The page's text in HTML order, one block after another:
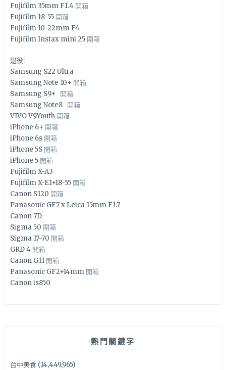
Fujifilm 35mm F1.4 開箱
Fujifilm 18-55 開箱
Fujifilm 10-22mm F4
Fujifilm Instax mini 25 開箱
退役:
Samsung S22 Ultra
Samsung Note 10+ 開箱
Samsung S9+ 開箱
Samsung Note8 開箱
VIVO V9Youth 開箱
iPhone 6+ 開箱
iPhone 6s 開箱
iPhone 5S 開箱
iPhone 5 開箱
Fujifilm X-A3
Fujifilm X-E1+18-55 開箱
Canon S120 開箱
Panasonic GF7 x Leica 15mm F1.7
Canon 7D
Sigma 50 開箱
Sigma 17-70 開箱
GRD 4 開箱
Canon G11 開箱
Panasonic GF2+14mm 開箱
Canon is850
熱門關鍵字
台中美食(14,449,965)